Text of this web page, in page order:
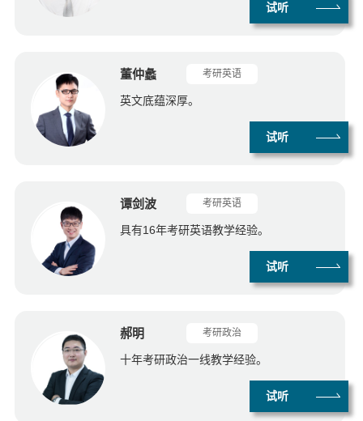
试听
董仲蠡 考研英语
英文底蕴深厚。
试听
谭剑波 考研英语
具有16年考研英语教学经验。
试听
郝明 考研政治
十年考研政治一线教学经验。
试听